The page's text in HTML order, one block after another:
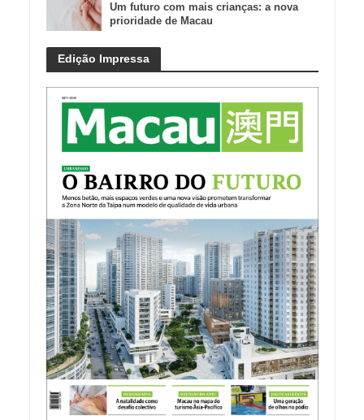
Um futuro com mais crianças: a nova
prioridade de Macau
Edição Impressa